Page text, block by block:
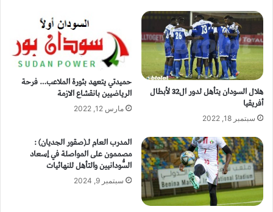
هلال السودان يتأهل لدور ال32 لأبطال
أفريقيا
سبتمبر 18, 2022
حميدتي يتعهد بثورة الملاعب… فرحة
الرياضيين بانقشاع الازمة
مارس 12, 2022
المدرب العام لـ(صقور الجديان) :
مصممون على المواصلة في إسعاد
السُّودانيين والتأهل للنهائيات
سبتمبر 9, 2024